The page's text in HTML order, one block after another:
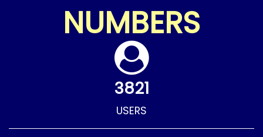
NUMBERS
3821
USERS